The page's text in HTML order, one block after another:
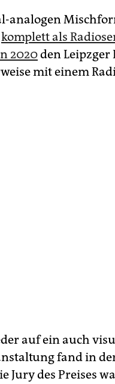
analogen
komplett als
2020den Leipzger
mit einem
auf ein auch
fand in
Jury des Preises